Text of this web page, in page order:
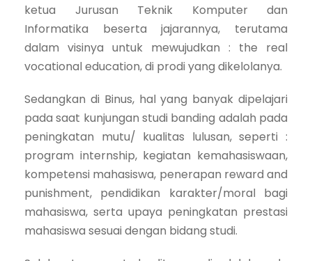
ketua Jurusan Teknik Komputer dan
Informatika beserta jajarannya, terutama
dalam visinya untuk mewujudkan : the real
vocational education, di prodi yang dikelolanya.
Sedangkan di Binus, hal yang banyak dipelajari
pada saat kunjungan studi banding adalah pada
peningkatan mutu/ kualitas lulusan, seperti :
program internship, kegiatan kemahasiswaan,
kompetensi mahasiswa, penerapan reward and
punishment, pendidikan karakter/moral bagi
mahasiswa, serta upaya peningkatan prestasi
mahasiswa sesuai dengan bidang studi.